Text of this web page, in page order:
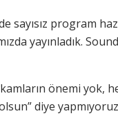
sayısız program
yayınladık.
önemi yok,
diye